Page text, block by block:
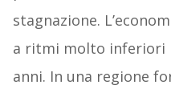
stagnazione.
a ritmi molto inferiori
anni. In una regione